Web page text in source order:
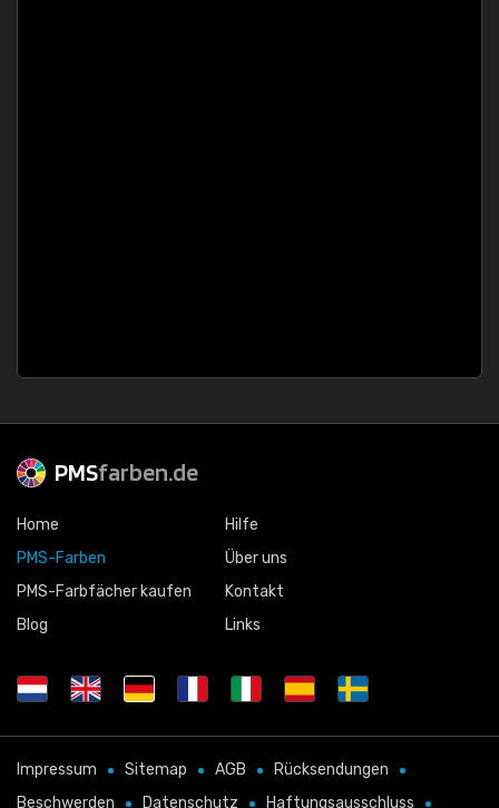
PMSfarben.de
Home
PMS-Farben
PMS-Farbfächer kaufen
Blog
Hilfe
Über uns
Kontakt
Links
Impressum Sitemap AGB
Rücksendungen
Beschwerden
Datenschutz Haftungsausschluss